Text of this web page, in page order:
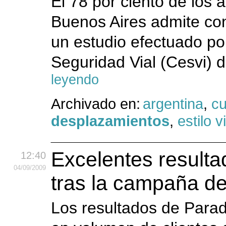
Buenos Aires admite
un estudio efectuado
Seguridad Vial (Cesvi)
leyendo
Archivado en: argentina,
desplazamientos, estilo
12:40
04/09/2009
Excelentes
tras la campaña
Los resultados de